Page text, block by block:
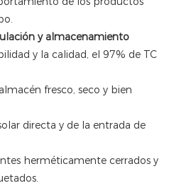
y almacenamiento
y la calidad, el 97% de TC
fresco, seco y bien
directa y de la entrada de
herméticamente cerrados y